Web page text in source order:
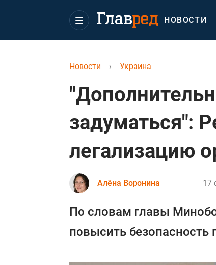
НОВОСТИ
Новости › Украина
задуматься":
легализацию
Алёна Воронина 17
По словам главы
повысить безопасность